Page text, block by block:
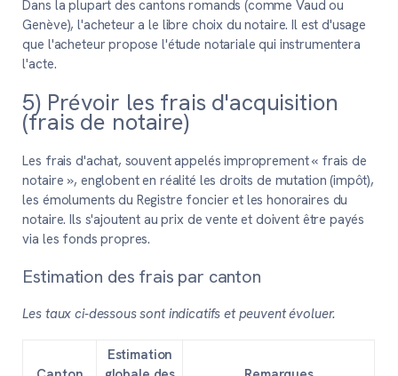
Dans la plupart des cantons romands (comme Vaud ou
Genève), l'acheteur a le libre choix du notaire. Il est d'usage
que l'acheteur propose l'étude notariale qui instrumentera
l'acte.
5) Prévoir les frais d'acquisition
(frais de notaire)
Les frais d'achat, souvent appelés improprement « frais de
notaire », englobent en réalité les droits de mutation (impôt),
les émoluments du Registre foncier et les honoraires du
notaire. Ils s'ajoutent au prix de vente et doivent être payés
via les fonds propres.
Estimation des frais par canton
Les taux ci-dessous sont indicatifs et peuvent évoluer.
Estimation